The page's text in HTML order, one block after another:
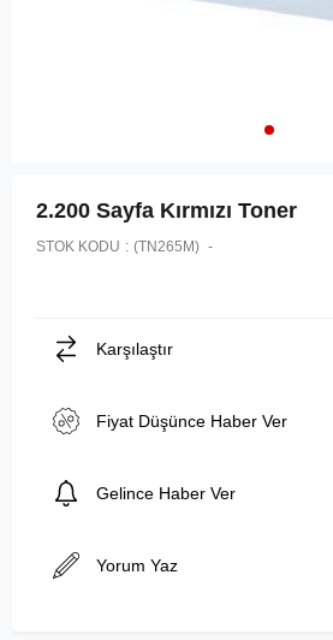
2.200 Sayfa Kırmızı Toner
STOK KODU (TN265M)
Karşılaştır
Fiyat Düşünce Haber Ver
Gelince Haber Ver
Yorum Yaz